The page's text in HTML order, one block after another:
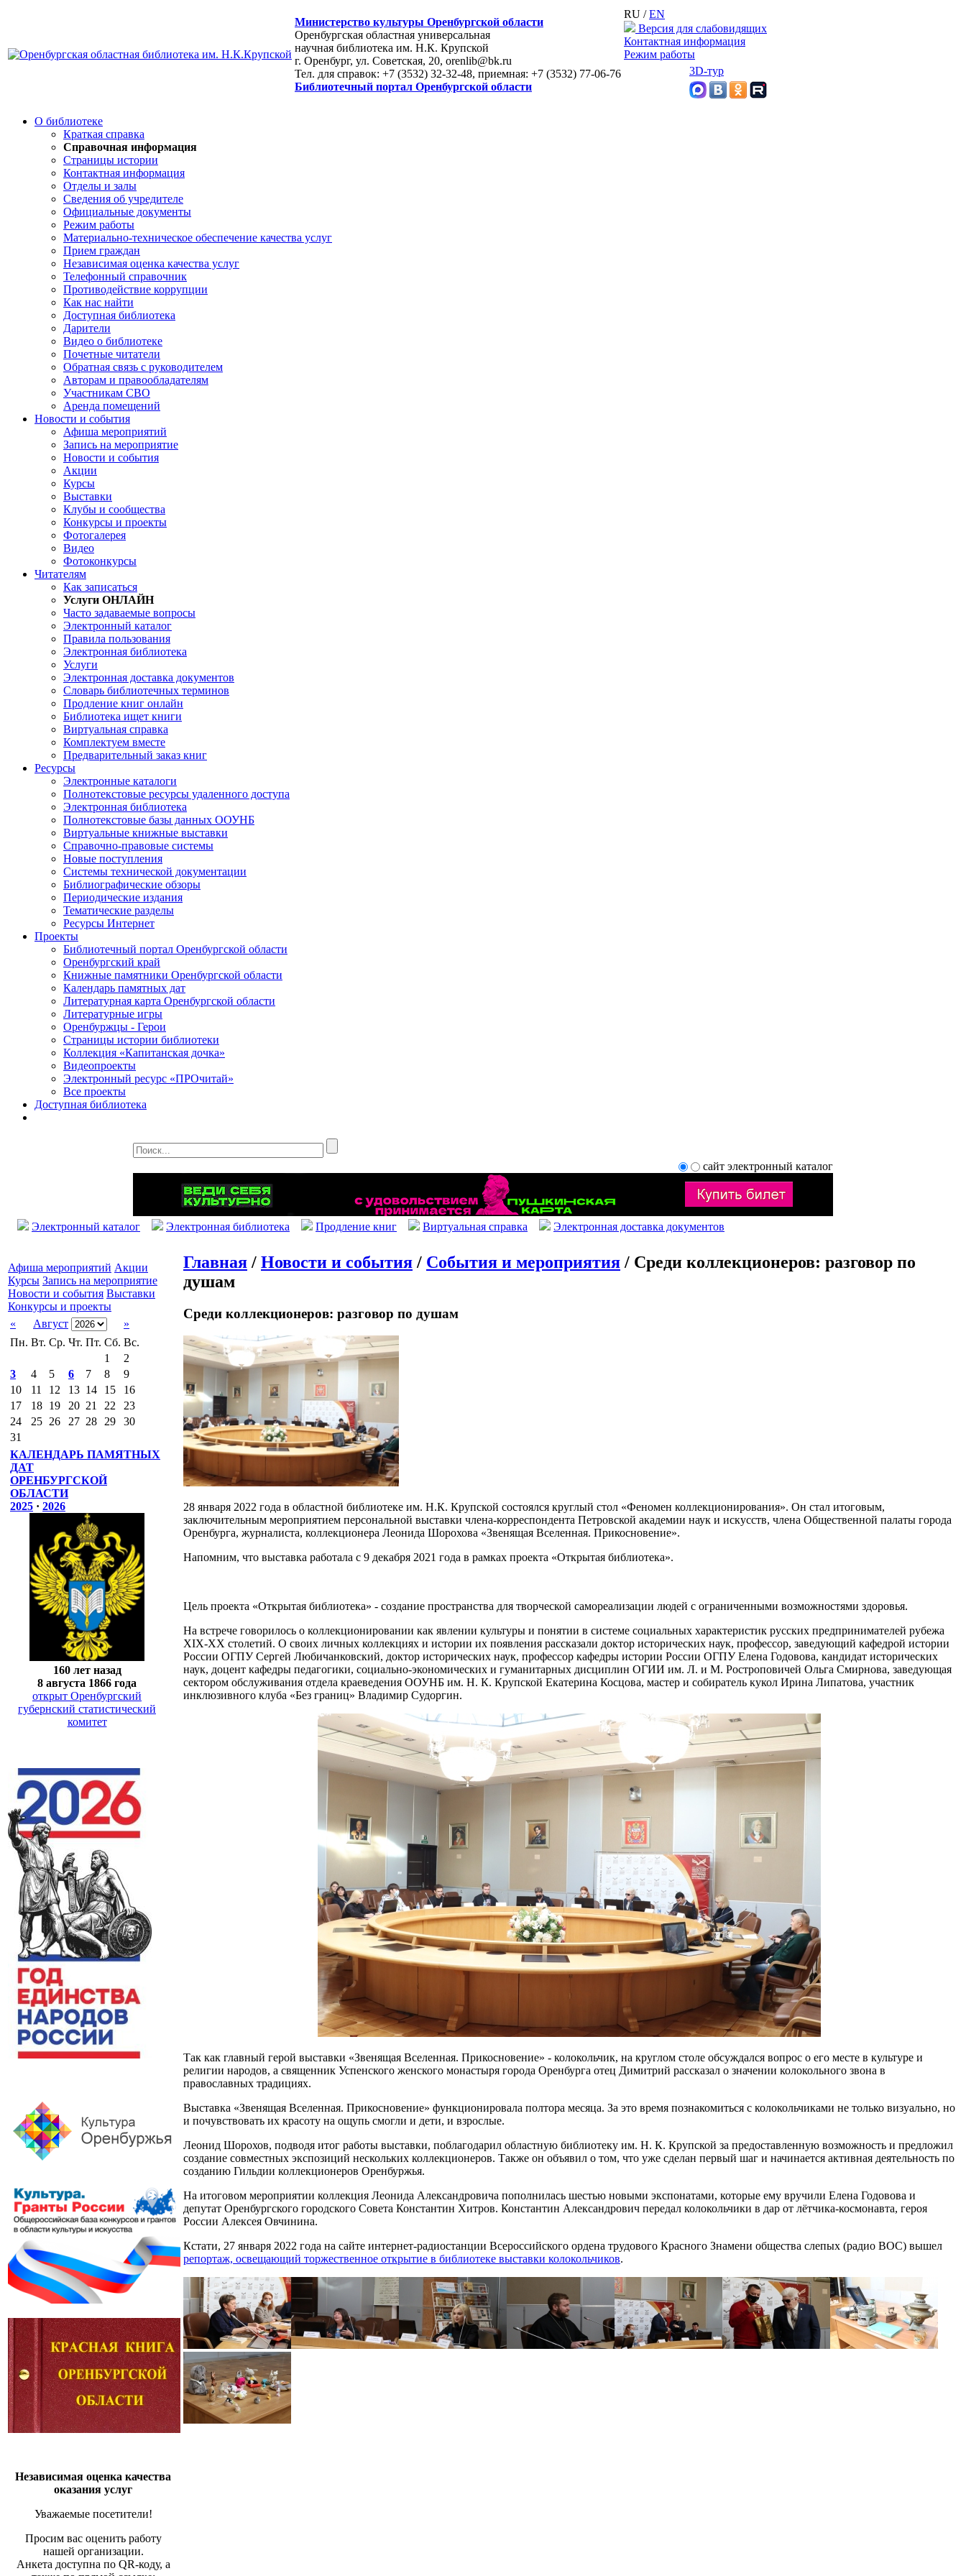
Министерство культуры Оренбургской области
Оренбургская областная универсальная
научная библиотека им. Н.К. Крупской
г. Оренбург, ул. Советская, 20, orenlib@bk.ru
Тел. для справок: +7 (3532) 32-32-48, приемная: +7 (3532) 77-06-76
Библиотечный портал Оренбургской области
RU /EN
Версия для слабовидящих
Контактная информация
Режим работы
3D-тур
О библиотеке
Краткая справка
Справочная информация
Страницы истории
Контактная информация
Отделы и залы
Сведения об учредителе
Официальные документы
Режим работы
Материально-техническое обеспечение качества услуг
Прием граждан
Независимая оценка качества услуг
Телефонный справочник
Противодействие коррупции
Как нас найти
Доступная библиотека
Дарители
Видео о библиотеке
Почетные читатели
Обратная связь с руководителем
Авторам и правообладателям
Участникам СВО
Аренда помещений
Новости и события
Афиша мероприятий
Запись на мероприятие
Новости и события
Акции
Курсы
Выставки
Клубы и сообщества
Конкурсы и проекты
Фотогалерея
Видео
Фотоконкурсы
Читателям
Как записаться
Услуги ОНЛАЙН
Часто задаваемые вопросы
Электронный каталог
Правила пользования
Электронная библиотека
Услуги
Электронная доставка документов
Словарь библиотечных терминов
Продление книг онлайн
Библиотека ищет книги
Виртуальная справка
Комплектуем вместе
Предварительный заказ книг
Ресурсы
Электронные каталоги
Полнотекстовые ресурсы удаленного доступа
Электронная библиотека
Полнотекстовые базы данных ООУНБ
Виртуальные книжные выставки
Справочно-правовые системы
Новые поступления
Cистемы технической документации
Библиографические обзоры
Периодические издания
Тематические разделы
Ресурсы Интернет
Проекты
Библиотечный портал Оренбургской области
Оренбургский край
Книжные памятники Оренбургской области
Календарь памятных дат
Литературная карта Оренбургской области
Литературные игры
Оренбуржцы - Герои
Страницы истории библиотеки
Коллекция «Капитанская дочка»
Видеопроекты
Электронный ресурс «ПРОчитай»
Все проекты
Доступная библиотека
сайт электронный каталог
Электронный каталог Электронная библиотека Продление книг Виртуальная справка Электронная доставка документов
Афиша мероприятий Акции
Курсы Запись на мероприятие
Новости и события Выставки
Конкурсы и проекты
«
Август
»
Пн. Вт. Ср. Чт. Пт. Сб. Вс.
1
2
3
4 5 6 7 8
9
10
11 12 13 14 15
16
17
18 19 20 21 22
23
24
25 26 27 28 29
30
31
КАЛЕНДАРЬ ПАМЯТНЫХ
ДАТ
ОРЕНБУРГСКОЙ
ОБЛАСТИ
2025 · 2026
160 лет назад
8 августа 1866 года
открыт Оренбургский
губернский статистический
комитет
Независимая оценка качества
оказания услуг
Уважаемые посетители!
Просим вас оценить работу
нашей организации.
Анкета доступна по QR-коду, а
Главная / Новости и события / События и мероприятия / Среди коллекционеров: разговор по
душам
Среди коллекционеров: разговор по душам
28 января 2022 года в областной библиотеке им. Н.К. Крупской состоялся круглый стол «Феномен коллекционирования». Он стал итоговым,
заключительным мероприятием персональной выставки члена-корреспондента Петровской академии наук и искусств, члена Общественной палаты города
Оренбурга, журналиста, коллекционера Леонида Шорохова «Звенящая Вселенная. Прикосновение».
Напомним, что выставка работала с 9 декабря 2021 года в рамках проекта «Открытая библиотека».
Цель проекта «Открытая библиотека» - создание пространства для творческой самореализации людей с ограниченными возможностями здоровья.
На встрече говорилось о коллекционировании как явлении культуры и понятии в системе социальных характеристик русских предпринимателей рубежа
XIX-XX столетий. О своих личных коллекциях и истории их появления рассказали доктор исторических наук, профессор, заведующий кафедрой истории
России ОГПУ Сергей Любичанковский, доктор исторических наук, профессор кафедры истории России ОГПУ Елена Годовова, кандидат исторических
наук, доцент кафедры педагогики, социально-экономических и гуманитарных дисциплин ОГИИ им. Л. и М. Ростроповичей Ольга Смирнова, заведующая
сектором обслуживания отдела краеведения ООУНБ им. Н. К. Крупской Екатерина Косцова, мастер и собиратель кукол Ирина Липатова, участник
инклюзивного клуба «Без границ» Владимир Судоргин.
Так как главный герой выставки «Звенящая Вселенная. Прикосновение» - колокольчик, на круглом столе обсуждался вопрос о его месте в культуре и
религии народов, а священник Успенского женского монастыря города Оренбурга отец Димитрий рассказал о значении колокольного звона в
православных традициях.
Выставка «Звенящая Вселенная. Прикосновение» функционировала полтора месяца. За это время познакомиться с колокольчиками не только визуально, но
и почувствовать их красоту на ощупь смогли и дети, и взрослые.
Леонид Шорохов, подводя итог работы выставки, поблагодарил областную библиотеку им. Н. К. Крупской за предоставленную возможность и предложил
создание совместных экспозиций нескольких коллекционеров. Также он объявил о том, что уже сделан первый шаг и начинается активная деятельность по
созданию Гильдии коллекционеров Оренбуржья.
На итоговом мероприятии коллекция Леонида Александровича пополнилась шестью новыми экспонатами, которые ему вручили Елена Годовова и
депутат Оренбургского городского Совета Константин Хитров. Константин Александрович передал колокольчики в дар от лётчика-космонавта, героя
России Алексея Овчинина.
Кстати, 27 января 2022 года на сайте интернет-радиостанции Всероссийского ордена трудового Красного Знамени общества слепых (радио ВОС) вышел
репортаж, освещающий торжественное открытие в библиотеке выставки колокольчиков.